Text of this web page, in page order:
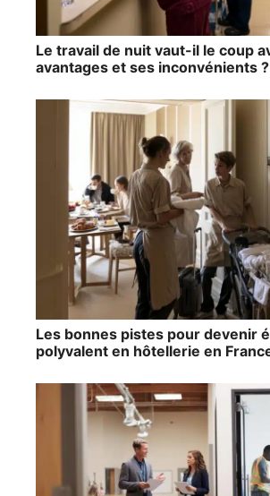
Le travail de nuit vaut-il le coup
avantages et ses inconvénients ?
Les bonnes pistes pour devenir
polyvalent en hôtellerie en